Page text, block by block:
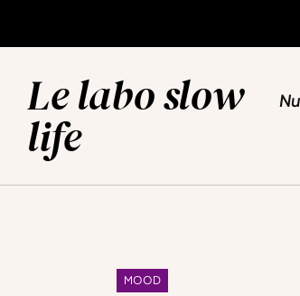
Le labo slow
life
MOOD